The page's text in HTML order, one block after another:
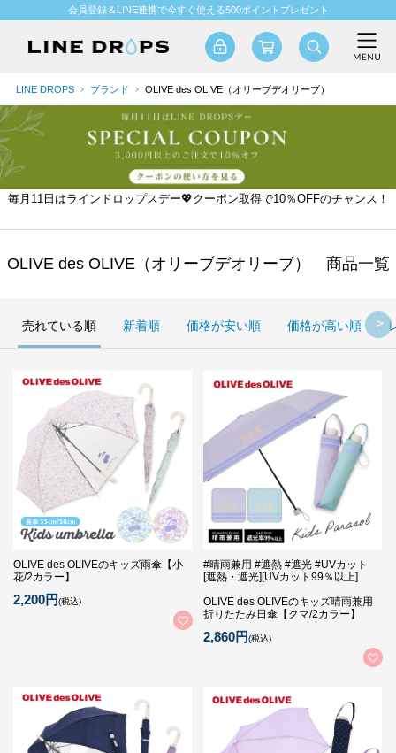
会員登録＆LINE連携で今すぐ使える500ポイントプレゼント
LINE DROPS ブランド OLIVE des OLIVE（オリーブデオリーブ）
毎月11日はラインドロップスデー💖クーポン取得で10％OFFのチャンス！
OLIVE des OLIVE（オリーブデオリーブ） 商品一覧
売れている順 新着順 価格が安い順 価格が高い順
OLIVE des OLIVEのキッズ雨傘【小
花/2カラー】
2,200円(税込)
#晴雨兼用 #遮熱 #遮光 #UVカット
[遮熱・遮光][UVカット99％以上]
OLIVE des OLIVEのキッズ晴雨兼用
折りたたみ日傘【クマ/2カラー】
2,860円(税込)